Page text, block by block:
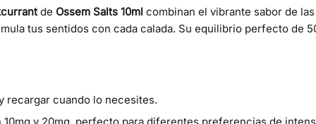
de Ossem Salts 10ml combinan el vibrante sabor de
tus sentidos con cada calada. Su equilibrio perfecto de
recargar cuando lo necesites.